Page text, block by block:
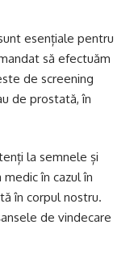
esențiale pentru
să efectuăm
de screening
de prostată, în
la semnele și
în cazul în
în corpul nostru.
de vindecare